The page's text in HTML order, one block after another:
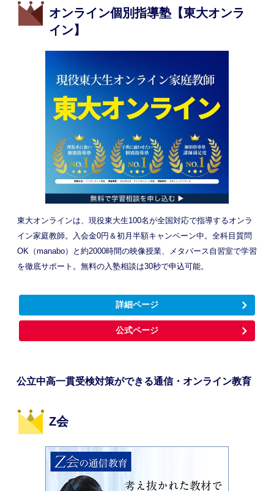
オンライン個別指導塾【東大オンラ
イン】
東大オンラインは、現役東大生100名が全国対応で指導するオンラ
イン家庭教師。入会金0円＆初月半額キャンペーン中。全科目質問
OK（manabo）と約2000時間の映像授業、メタバース自習室で学習
を徹底サポート。無料の入塾相談は30秒で申込可能。
詳細ページ
公式ページ
公立中高一貫受検対策ができる通信・オンライン教育
Z会